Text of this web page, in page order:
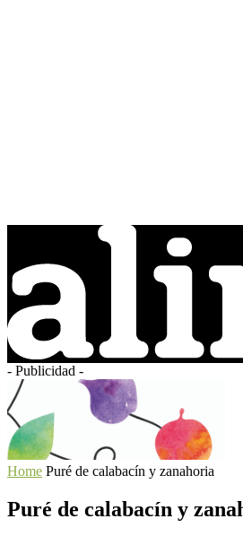
- Publicidad -
Home Puré de calabacín y zanahoria
Puré de calabacín y